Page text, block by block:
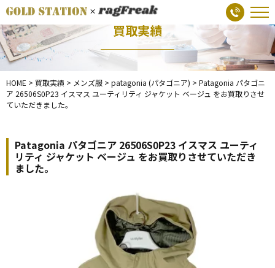
買取実績
HOME > 買取実績 > メンズ服 > patagonia (パタゴニア) > Patagonia パタゴニ
ア 26506S0P23 イスマス ユーティリティ ジャケット ベージュ をお買取りさせ
ていただきました。
Patagonia パタゴニア 26506S0P23 イスマス ユーティ
リティ ジャケット ベージュ をお買取りさせていただき
ました。